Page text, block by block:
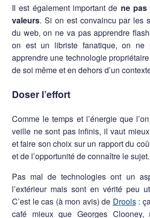
Il est également important de ne
valeurs. Si on est convaincu par les
du web, on ne va pas apprendre
on est un libriste fanatique, on ne
apprendre une technologie
de soi même et en dehors d’un
Doser l’effort
Comme le temps et l’énergie que
veille ne sont pas infinis, il vaut
et faire son choix sur un rapport du
et de l’opportunité de connaître le sujet.
Pas mal de technologies ont un
l’extérieur mais sont en vérité peu
C’est le cas (à mon avis) de Drools:
café mieux que Georges